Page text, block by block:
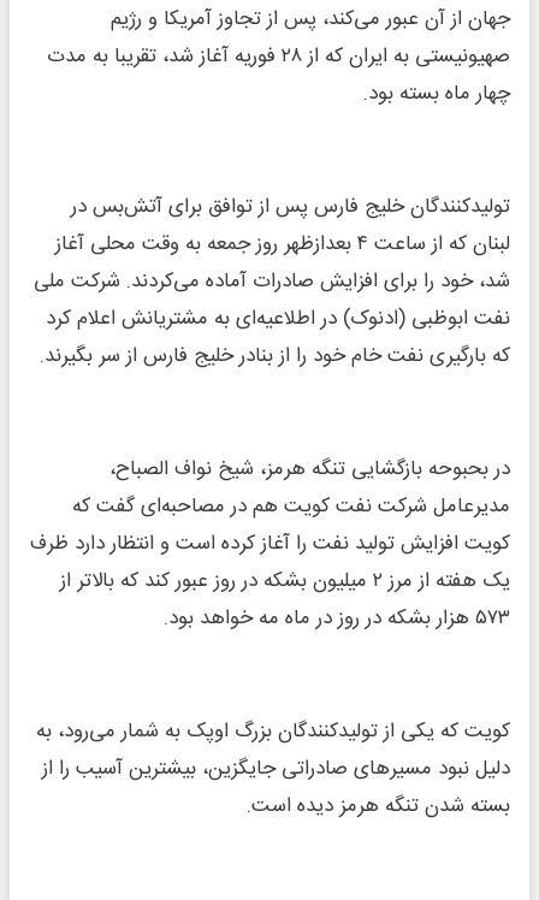
جهان از آن عبور می‌کند، پس از تجاوز آمریکا و رژیم
صهیونیستی به ایران که از ۲۸ فوریه آغاز شد، تقریبا به مدت
چهار ماه بسته بود.
تولیدکنندگان خلیج فارس پس از توافق برای آتش‌بس در
لبنان که از ساعت ۴ بعدازظهر روز جمعه به وقت محلی آغاز
شد، خود را برای افزایش صادرات آماده می‌کردند. شرکت ملی
نفت ابوظبی (ادنوک) در اطلاعیه‌ای به مشتریانش اعلام کرد
که بارگیری نفت خام خود را از بنادر خلیج فارس از سر بگیرند.
در بحبوحه بازگشایی تنگه هرمز، شیخ نواف الصباح،
مدیرعامل شرکت نفت کویت هم در مصاحبه‌ای گفت که
کویت افزایش تولید نفت را آغاز کرده است و انتظار دارد ظرف
یک هفته از مرز ۲ میلیون بشکه در روز عبور کند که بالاتر از
۵۷۳ هزار بشکه در روز در ماه مه خواهد بود.
کویت که یکی از تولیدکنندگان بزرگ اوپک به شمار می‌رود، به
دلیل نبود مسیرهای صادراتی جایگزین، بیشترین آسیب را از
بسته شدن تنگه هرمز دیده است.